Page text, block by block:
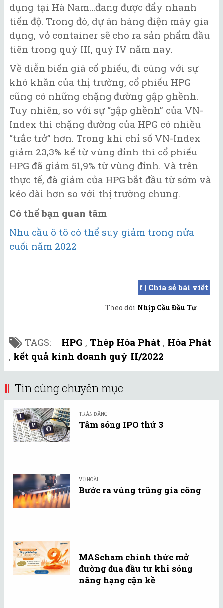
dụng tại Hà Nam…đang được đẩy nhanh
tiến độ. Trong đó, dự án hàng điện máy gia
dụng, vỏ container sẽ cho ra sản phẩm đầu
tiên trong quý III, quý IV năm nay.
Về diễn biến giá cổ phiếu, đi cùng với sự
khó khăn của thị trường, cổ phiếu HPG
cũng có những chặng đường gập ghềnh.
Tuy nhiên, so với sự “gập ghềnh” của VN-
Index thì chặng đường của HPG có nhiều
“trắc trở” hơn. Trong khi chỉ số VN-Index
giảm 23,3% kể từ vùng đỉnh thì cổ phiếu
HPG đã giảm 51,9% từ vùng đỉnh. Và trên
thực tế, đà giảm của HPG bắt đầu từ sớm và
kéo dài hơn so với thị trường chung.
Có thể bạn quan tâm
Nhu cầu ô tô có thể suy giảm trong nửa
cuối năm 2022
f | Chia sẻ bài viết
Theo dõi Nhịp Cầu Đầu Tư
TAGS: HPG , Thép Hòa Phát , Hòa Phát
, kết quả kinh doanh quý II/2022
Tin cùng chuyên mục
TRẦN ĐĂNG
Tâm sóng IPO thứ 3
VŨ HOÀI
Bước ra vùng trũng gia công
MAScham chính thức mở
đường đua đầu tư khi sóng
nâng hạng cận kề